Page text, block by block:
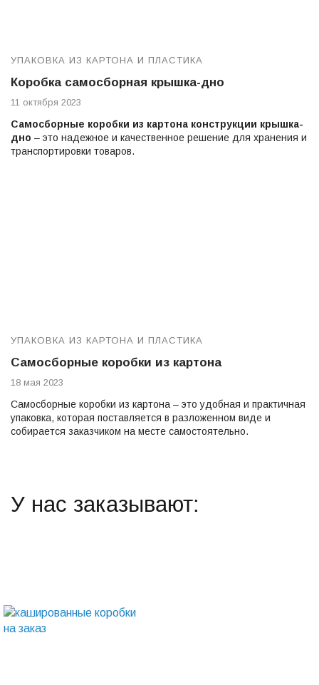
УПАКОВКА ИЗ КАРТОНА И ПЛАСТИКА
Коробка самосборная крышка-дно
11 октября 2023
Самосборные коробки из картона конструкции крышка-
дно – это надежное и качественное решение для хранения и
транспортировки товаров.
УПАКОВКА ИЗ КАРТОНА И ПЛАСТИКА
Самосборные коробки из картона
18 мая 2023
Самосборные коробки из картона – это удобная и практичная
упаковка, которая поставляется в разложенном виде и
собирается заказчиком на месте самостоятельно.
У нас заказывают: